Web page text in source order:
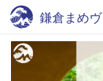
鎌倉まめ